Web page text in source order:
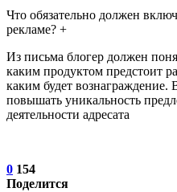
Что обязательно должен
рекламе? +
Из письма блогер должен
каким продуктом предстоит
каким будет вознаграждение.
повышать уникальность
деятельности адресата
0 154
Поделится